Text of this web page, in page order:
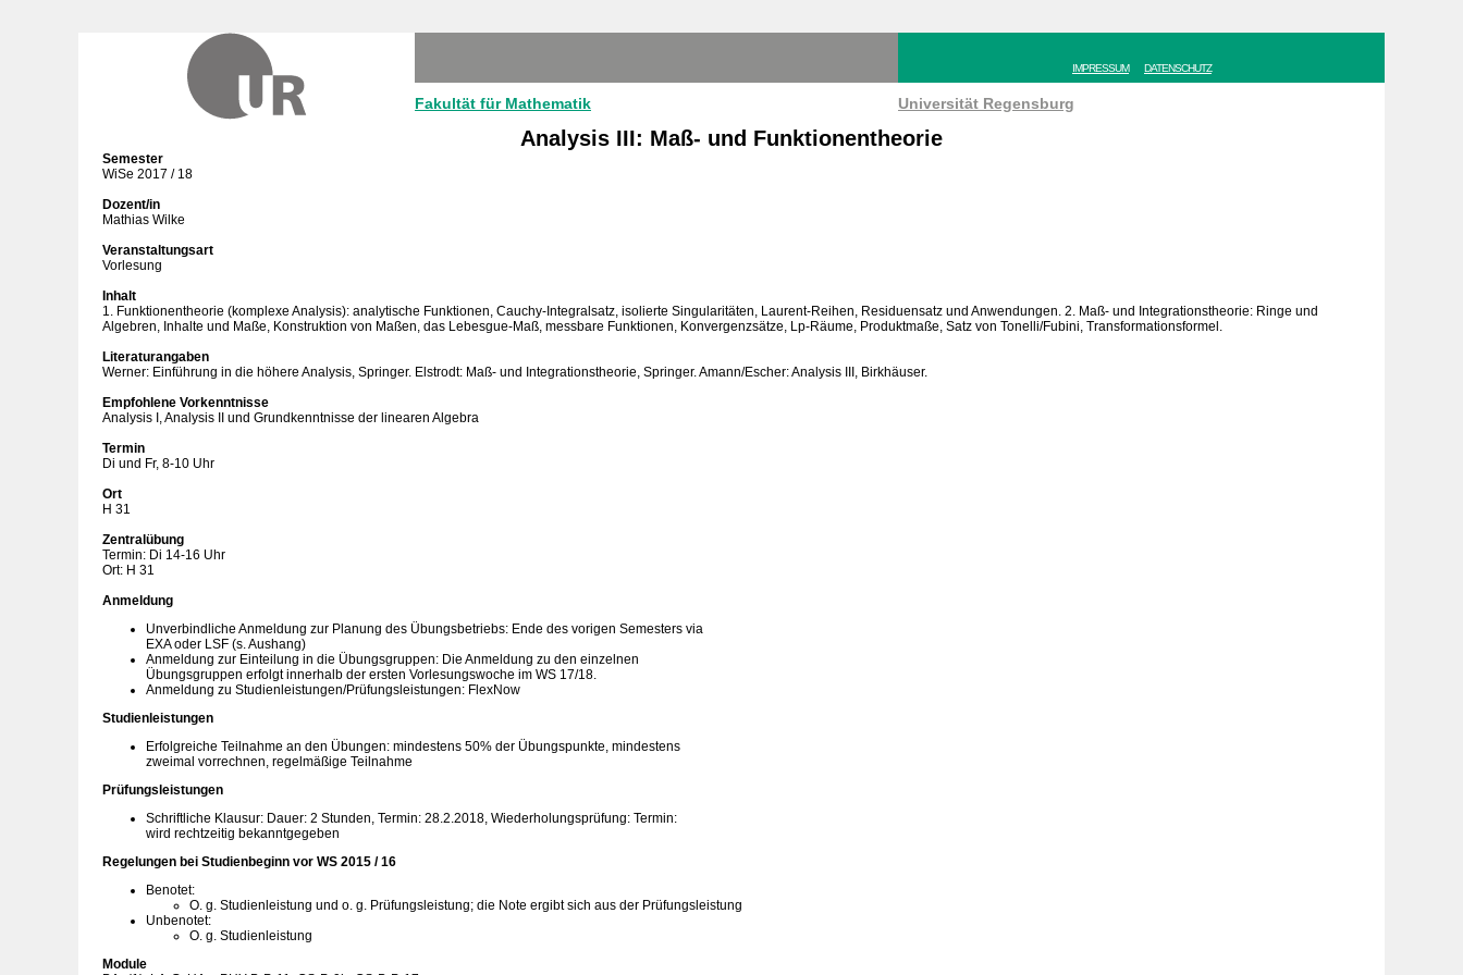
IMPRESSUM DATENSCHUTZ
Fakultät für Mathematik Universität Regensburg
Analysis III: Maß- und Funktionentheorie
Semester
WiSe 2017 / 18
Dozent/in
Mathias Wilke
Veranstaltungsart
Vorlesung
Inhalt
1. Funktionentheorie (komplexe Analysis): analytische Funktionen, Cauchy-Integralsatz, isolierte Singularitäten, Laurent-Reihen, Residuensatz und Anwendungen. 2. Maß- und Integrationstheorie: Ringe und
Algebren, Inhalte und Maße, Konstruktion von Maßen, das Lebesgue-Maß, messbare Funktionen, Konvergenzsätze, Lp-Räume, Produktmaße, Satz von Tonelli/Fubini, Transformationsformel.
Literaturangaben
Werner: Einführung in die höhere Analysis, Springer. Elstrodt: Maß- und Integrationstheorie, Springer. Amann/Escher: Analysis III, Birkhäuser.
Empfohlene Vorkenntnisse
Analysis I, Analysis II und Grundkenntnisse der linearen Algebra
Termin
Di und Fr, 8-10 Uhr
Ort
H 31
Zentralübung
Termin: Di 14-16 Uhr
Ort: H 31
Anmeldung
Unverbindliche Anmeldung zur Planung des Übungsbetriebs: Ende des vorigen Semesters via
EXA oder LSF (s. Aushang)
Anmeldung zur Einteilung in die Übungsgruppen: Die Anmeldung zu den einzelnen
Übungsgruppen erfolgt innerhalb der ersten Vorlesungswoche im WS 17/18.
Anmeldung zu Studienleistungen/Prüfungsleistungen: FlexNow
Studienleistungen
Erfolgreiche Teilnahme an den Übungen: mindestens 50% der Übungspunkte, mindestens
zweimal vorrechnen, regelmäßige Teilnahme
Prüfungsleistungen
Schriftliche Klausur: Dauer: 2 Stunden, Termin: 28.2.2018, Wiederholungsprüfung: Termin:
wird rechtzeitig bekanntgegeben
Regelungen bei Studienbeginn vor WS 2015 / 16
Benotet:
O. g. Studienleistung und o. g. Prüfungsleistung; die Note ergibt sich aus der Prüfungsleistung
Unbenotet:
O. g. Studienleistung
Module